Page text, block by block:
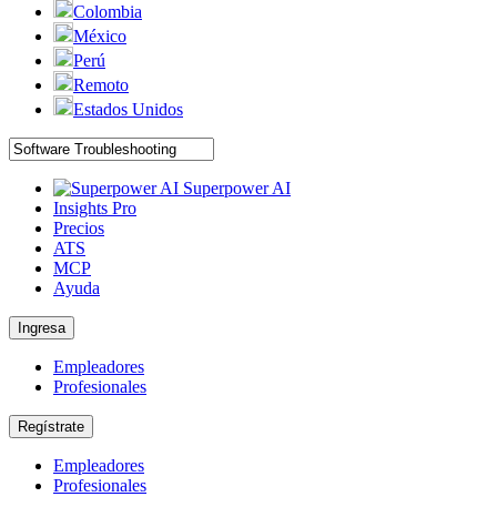
Colombia
México
Perú
Remoto
Estados Unidos
Superpower AI
Insights Pro
Precios
ATS
MCP
Ayuda
Ingresa
Empleadores
Profesionales
Regístrate
Empleadores
Profesionales